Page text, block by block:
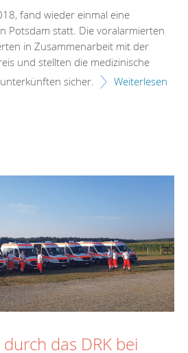
fand wieder einmal eine
Potsdam statt. Die voralarmierten
in Zusammenarbeit mit der
und stellten die medizinische
sicher.
Weiterlesen
das DRK bei